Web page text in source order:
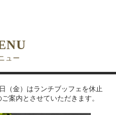
ュー
（金）はランチブッフェを休止
案内とさせていただきます。